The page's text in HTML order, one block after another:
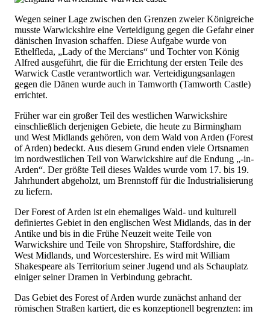
Wegen seiner Lage zwischen den Grenzen zweier Königreiche
musste Warwickshire eine Verteidigung gegen die Gefahr einer
dänischen Invasion schaffen. Diese Aufgabe wurde von
Ethelfleda, „Lady of the Mercians“ und Tochter von König
Alfred ausgeführt, die für die Errichtung der ersten Teile des
Warwick Castle verantwortlich war. Verteidigungsanlagen
gegen die Dänen wurde auch in Tamworth (Tamworth Castle)
errichtet.
Früher war ein großer Teil des westlichen Warwickshire
einschließlich derjenigen Gebiete, die heute zu Birmingham
und West Midlands gehören, von dem Wald von Arden (Forest
of Arden) bedeckt. Aus diesem Grund enden viele Ortsnamen
im nordwestlichen Teil von Warwickshire auf die Endung „-in-
Arden“. Der größte Teil dieses Waldes wurde vom 17. bis 19.
Jahrhundert abgeholzt, um Brennstoff für die Industrialisierung
zu liefern.
Der Forest of Arden ist ein ehemaliges Wald- und kulturell
definiertes Gebiet in den englischen West Midlands, das in der
Antike und bis in die Frühe Neuzeit weite Teile von
Warwickshire und Teile von Shropshire, Staffordshire, die
West Midlands, und Worcestershire. Es wird mit William
Shakespeare als Territorium seiner Jugend und als Schauplatz
einiger seiner Dramen in Verbindung gebracht.
Das Gebiet des Forest of Arden wurde zunächst anhand der
römischen Straßen kartiert, die es konzeptionell begrenzten: im